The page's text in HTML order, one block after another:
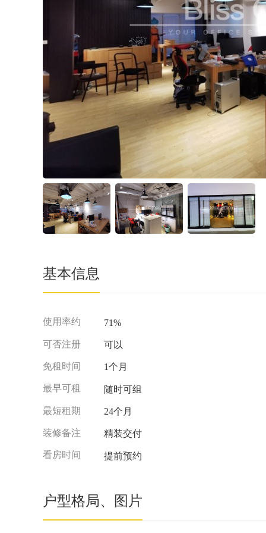
基本信息
使用率约 71%
可否注册 可以
免租时间 1个月
最早可租 随时可组
最短租期 24个月
装修备注 精装交付
看房时间 提前预约
户型格局、图片